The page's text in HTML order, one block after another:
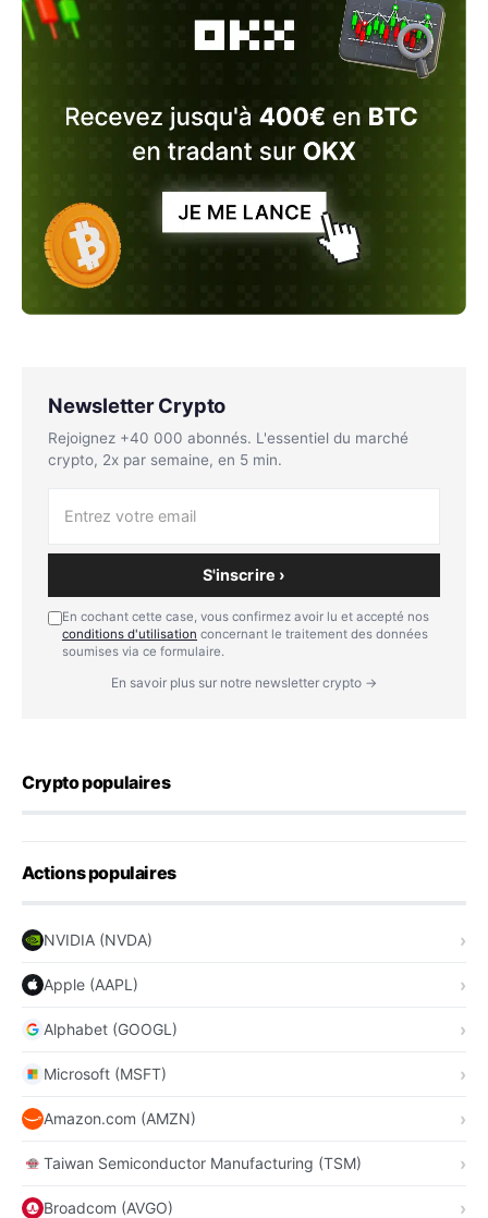
Newsletter Crypto
Rejoignez +40 000 abonnés. L'essentiel du marché
crypto, 2x par semaine, en 5 min.
S'inscrire ›
En cochant cette case, vous confirmez avoir lu et accepté nos
conditions d'utilisation concernant le traitement des données
soumises via ce formulaire.
En savoir plus sur notre newsletter crypto →
Crypto populaires
Actions populaires
NVIDIA (NVDA)
Apple (AAPL)
Alphabet (GOOGL)
Microsoft (MSFT)
Amazon.com (AMZN)
Taiwan Semiconductor Manufacturing (TSM)
Broadcom (AVGO)